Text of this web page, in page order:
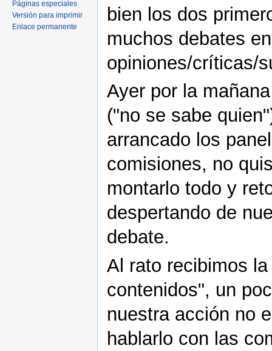
bien los dos
muchos debates
opiniones/críticas/
Ayer por la
("no se sabe
arrancado los
comisiones, no
montarlo todo y
despertando de
debate.
Al rato recibimos
contenidos", un
nuestra acción no
hablarlo con las
Páginas especiales
Versión para imprimir
Enlace permanente